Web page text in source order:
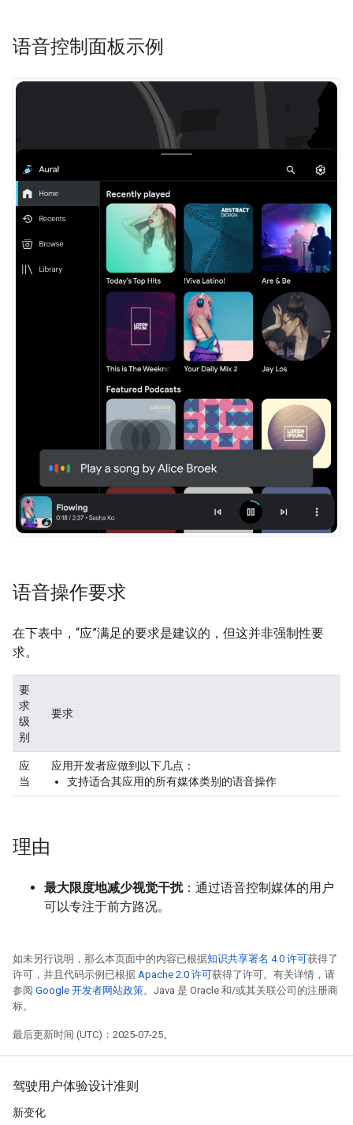
语音控制面板示例
语音操作要求
在下表中，“应”满足的要求是建议的，但这并非强制性要
求。
要
求
级
别
要求
应
当
应用开发者应做到以下几点：
支持适合其应用的所有媒体类别的语音操作
理由
最大限度地减少视觉干扰：通过语音控制媒体的用户
可以专注于前方路况。
如未另行说明，那么本页面中的内容已根据知识共享署名 4.0 许可获得了
许可，并且代码示例已根据 Apache 2.0 许可获得了许可。有关详情，请
参阅 Google 开发者网站政策。Java 是 Oracle 和/或其关联公司的注册商
标。
最后更新时间 (UTC)：2025-07-25。
驾驶用户体验设计准则
新变化